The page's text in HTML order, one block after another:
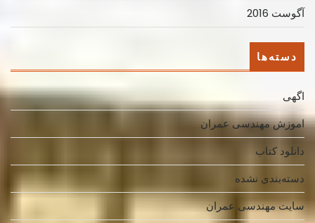
آگوست 2016
دسته‌ها
اگهی
اموزش مهندسی عمران
دانلود کتاب
دسته‌بندی نشده
سایت مهندسی عمران